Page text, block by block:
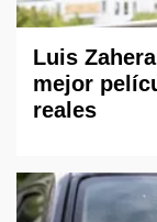
Luis
mejor
reales